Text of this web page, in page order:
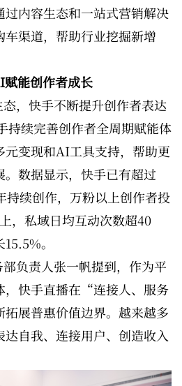
内容生态和一站式营销解决
渠道，帮助行业挖掘新增
能创作者成长
，快手不断提升创作者表达
持续完善创作者全周期赋能体
元变现和AI工具支持，帮助更
数据显示，快手已有超过
持续创作，万粉以上创作者投
，私域日均互动次数超40
。
负责人张一帆提到，作为平
，快手直播在“连接人、服务
展普惠价值边界。越来越多
自我、连接用户、创造收入